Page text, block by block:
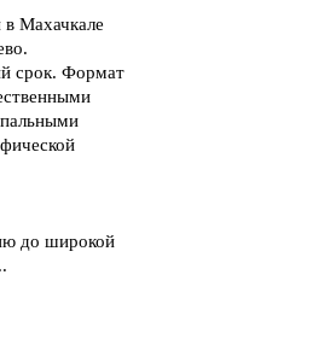
Махачкале
срок. Формат
до широкой